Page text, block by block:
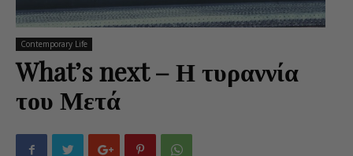
Contemporary Life
What’s next – Η τυραννία
του Μετά